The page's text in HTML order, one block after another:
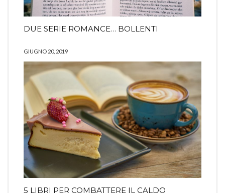
DUE SERIE ROMANCE… BOLLENTI
GIUGNO 20, 2019
5 LIBRI PER COMBATTERE IL CALDO